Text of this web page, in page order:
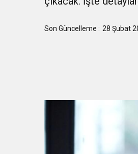
Son Güncelleme : 28 Şubat